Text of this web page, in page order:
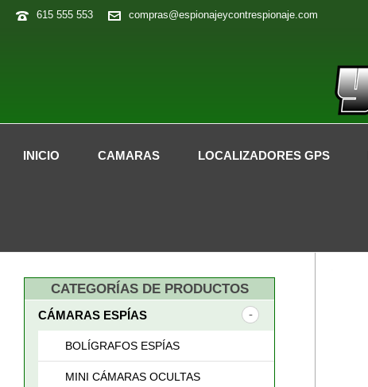
615 555 553 compras@espionajeycontrespionaje.com
INICIO CAMARAS LOCALIZADORES GPS
CATEGORÍAS DE PRODUCTOS
CÁMARAS ESPÍAS
BOLÍGRAFOS ESPÍAS
MINI CÁMARAS OCULTAS